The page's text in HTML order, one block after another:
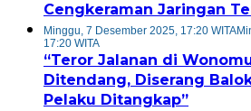
Cengkeraman Jaringan
Minggu, 7 Desember 2025, 17:20 WITA
17:20 WITA
“Teror Jalanan di
Ditendang, Diserang
Pelaku Ditangkap”